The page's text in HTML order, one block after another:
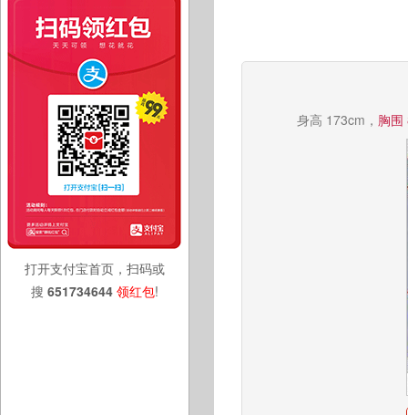
打开支付宝首页，扫码或
搜 651734644 领红包!
身高 173cm， 胸围